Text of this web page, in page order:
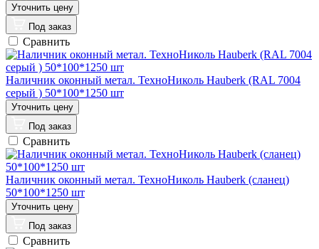
Под заказ
Сравнить
Наличник оконный метал. ТехноНиколь Hauberk (RAL 7004
серый ) 50*100*1250 шт
Под заказ
Сравнить
Наличник оконный метал. ТехноНиколь Hauberk (сланец)
50*100*1250 шт
Под заказ
Сравнить